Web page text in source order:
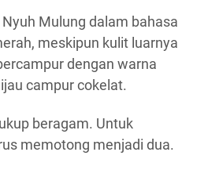
Mulung dalam bahasa
meskipun kulit luarnya
dengan warna
campur cokelat.
beragam. Untuk
memotong menjadi dua.